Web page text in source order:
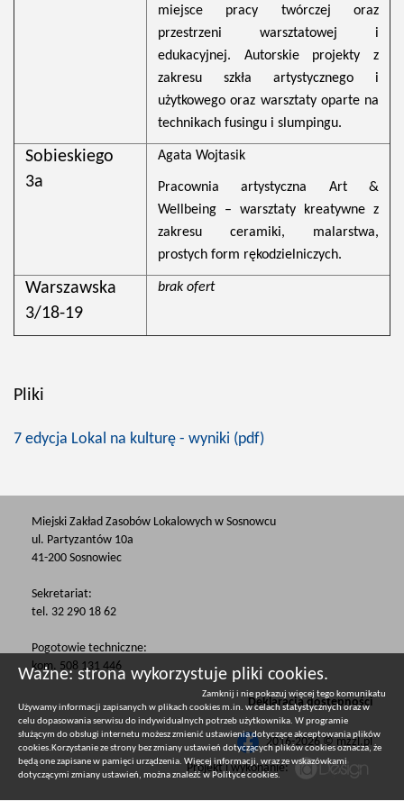
miejsce pracy twórczej oraz
przestrzeni warsztatowej i
edukacyjnej. Autorskie projekty z
zakresu szkła artystycznego i
użytkowego oraz warsztaty oparte na
technikach fusingu i slumpingu.
Sobieskiego
3a
Agata Wojtasik
Pracownia artystyczna Art &
Wellbeing – warsztaty kreatywne z
zakresu ceramiki, malarstwa,
prostych form rękodzielniczych.
Warszawska
3/18-19
brak ofert
Pliki
7 edycja Lokal na kulturę - wyniki (pdf)
Miejski Zakład Zasobów Lokalowych w Sosnowcu
ul. Partyzantów 10a
41-200 Sosnowiec
Sekretariat:
tel. 32 290 18 62
Pogotowie techniczne:
kom. 508 131 446
Deklaracja dostępności
2016-2026 © mzzl.pl
Projekt i wykonanie:
Ważne: strona wykorzystuje pliki cookies.
Zamknij i nie pokazuj więcej tego komunikatu
Używamy informacji zapisanych w plikach cookies m.in. w celach statystycznych oraz w
celu dopasowania serwisu do indywidualnych potrzeb użytkownika. W programie
służącym do obsługi internetu możesz zmienić ustawienia dotyczące akceptowania plików
cookies.Korzystanie ze strony bez zmiany ustawień dotyczących plików cookies oznacza, że
będą one zapisane w pamięci urządzenia. Więcej informacji, wraz ze wskazówkami
dotyczącymi zmiany ustawień, można znaleźć w Polityce cookies.